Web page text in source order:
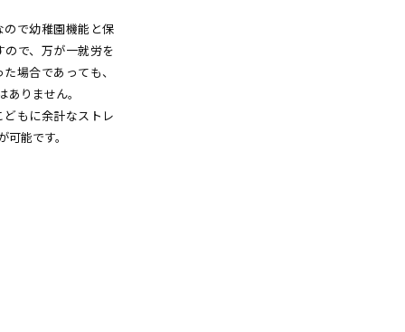
で幼稚園機能と保
場合であっても、
りません。
もに余計なストレ
能です。